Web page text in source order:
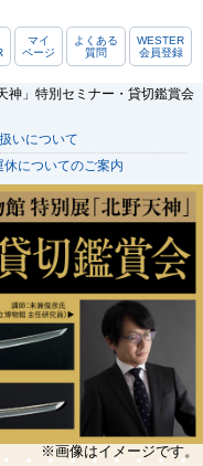
マイ
ページ
よくある
質問
WESTER
会員登録
神」特別セミナー・貸切鑑賞会
いについて
についてのご案内
※画像はイメージです。